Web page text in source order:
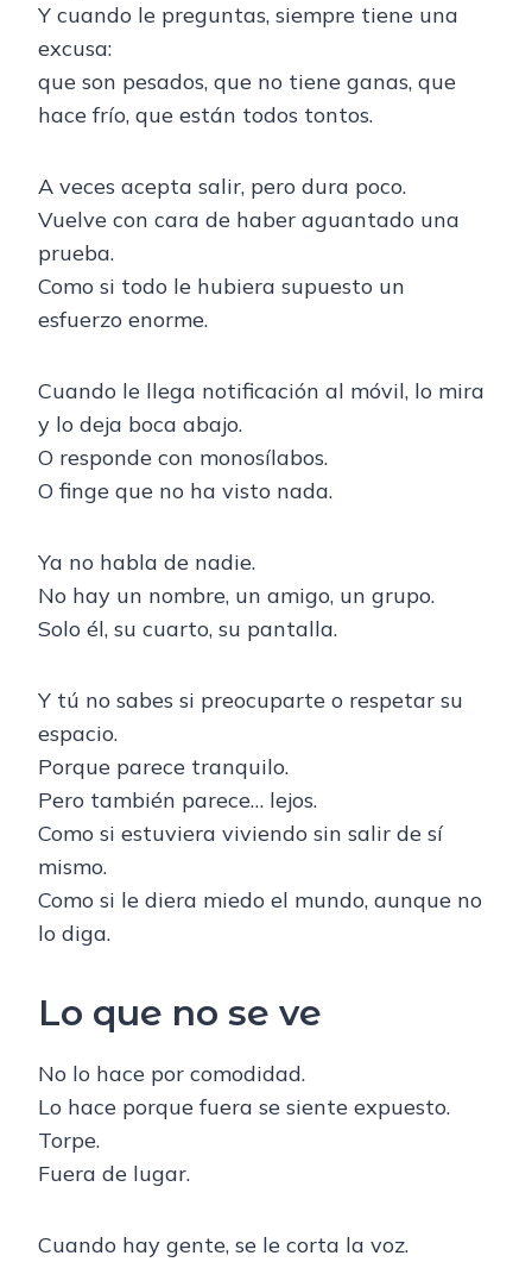
Y cuando le preguntas, siempre tiene una
excusa:
que son pesados, que no tiene ganas, que
hace frío, que están todos tontos.
A veces acepta salir, pero dura poco.
Vuelve con cara de haber aguantado una
prueba.
Como si todo le hubiera supuesto un
esfuerzo enorme.
Cuando le llega notificación al móvil, lo mira
y lo deja boca abajo.
O responde con monosílabos.
O finge que no ha visto nada.
Ya no habla de nadie.
No hay un nombre, un amigo, un grupo.
Solo él, su cuarto, su pantalla.
Y tú no sabes si preocuparte o respetar su
espacio.
Porque parece tranquilo.
Pero también parece… lejos.
Como si estuviera viviendo sin salir de sí
mismo.
Como si le diera miedo el mundo, aunque no
lo diga.
Lo que no se ve
No lo hace por comodidad.
Lo hace porque fuera se siente expuesto.
Torpe.
Fuera de lugar.
Cuando hay gente, se le corta la voz.